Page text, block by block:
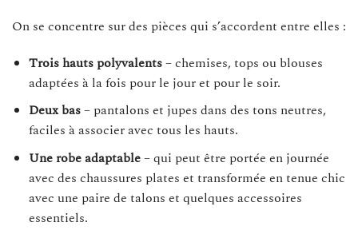
On se concentre sur des pièces qui s’accordent entre elles :
Trois hauts polyvalents– chemises, tops ou blouses
adaptées à la fois pour le jour et pour le soir.
Deux bas– pantalons et jupes dans des tons neutres,
faciles à associer avec tous les hauts.
Une robe adaptable– qui peut être portée en journée
avec des chaussures plates et transformée en tenue chic
avec une paire de talons et quelques accessoires
essentiels.